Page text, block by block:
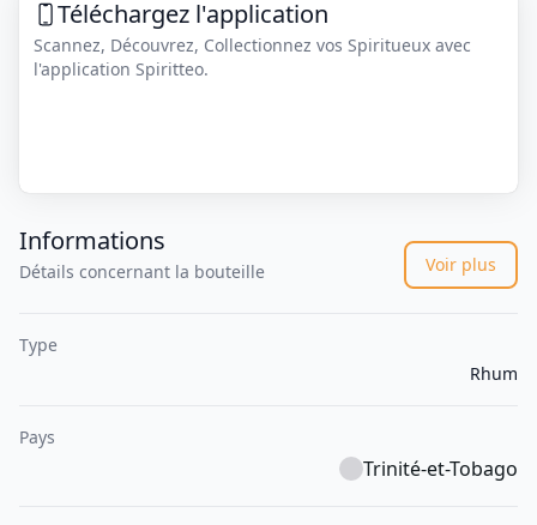
Téléchargez l'application
Scannez, Découvrez, Collectionnez vos Spiritueux avec
l'application Spiritteo.
Informations
Détails concernant la bouteille Voir plus
Type
Rhum
Pays
Trinité-et-Tobago